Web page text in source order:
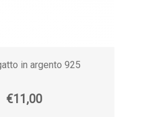
in argento 925
€11,00